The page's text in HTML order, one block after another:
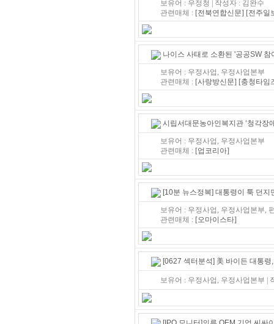
보유어 : 우정청 | 작성자 : 김완수
관련매체 : [전북연합신문] [전주일
나이스 사태로 소환된 '공공SW
보유어 : 우정사업, 우정사업본부
관련매체 : [사랑방신문] [충청타임
시립서대문농아인복지관 ‘청각장
보유어 : 우정사업, 우정사업본부
관련매체 : [업코리아]
[10분 뉴스정복] 대통령이 툭 던
보유어 : 우정사업, 우정사업본부,
관련매체 : [오마이스타]
[0627 섹터분석] 美 바이든 대통
보유어 : 우정사업, 우정사업본부